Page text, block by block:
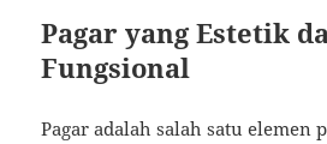
Pagar yang Estetik
Fungsional
Pagar adalah salah satu elemen